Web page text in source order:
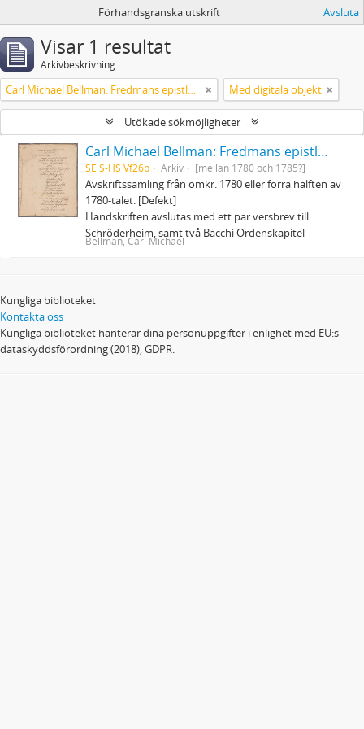
Förhandsgranska utskrift Avsluta
Visar 1 resultat
Arkivbeskrivning
Carl Michael Bellman: Fredmans epistlar och sånger m.fl. Bellman-texter Med digitala objekt
Utökade sökmöjligheter
Carl Michael Bellman: Fredmans epistlar och sånger m.fl. Bellman-texter
SE S-HS Vf26b Arkiv [mellan 1780 och 1785?]
Avskriftssamling från omkr. 1780 eller förra hälften av
1780-talet. [Defekt]
Handskriften avslutas med ett par versbrev till
Schröderheim, samt två Bacchi Ordenskapitel
Bellman, Carl Michael
Kungliga biblioteket
Kontakta oss
Kungliga biblioteket hanterar dina personuppgifter i enlighet med EU:s
dataskyddsförordning (2018), GDPR.